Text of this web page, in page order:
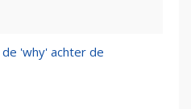
de 'why' achter de